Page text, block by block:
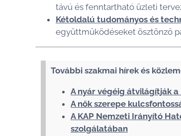
távú és fenntartható üzleti
Kétoldalú tudományos és
együttműködéseket ösztönző
További szakmai hírek és
A nyár végéig átvilágítják
A nők szerepe
A KAP Nemzeti Irányító
szolgálatában